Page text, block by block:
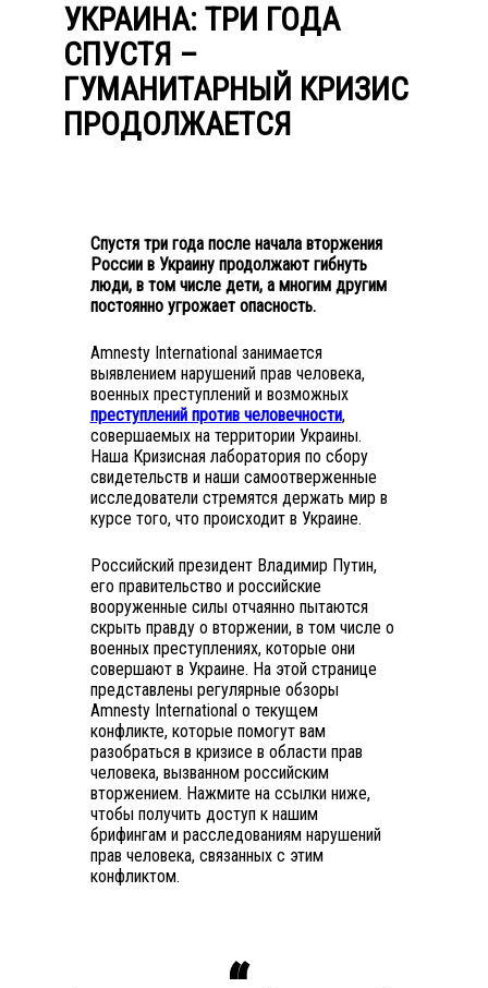
УКРАИНА: ТРИ ГОДА
СПУСТЯ –
ГУМАНИТАРНЫЙ КРИЗИС
ПРОДОЛЖАЕТСЯ
Спустя три года после начала вторжения
России в Украину продолжают гибнуть
люди, в том числе дети, а многим другим
постоянно угрожает опасность.
Amnesty International занимается
выявлением нарушений прав человека,
военных преступлений и возможных
преступлений против человечности,
совершаемых на территории Украины.
Наша Кризисная лаборатория по сбору
свидетельств и наши самоотверженные
исследователи стремятся держать мир в
курсе того, что происходит в Украине.
Российский президент Владимир Путин,
его правительство и российские
вооруженные силы отчаянно пытаются
скрыть правду о вторжении, в том числе о
военных преступлениях, которые они
совершают в Украине. На этой странице
представлены регулярные обзоры
Amnesty International о текущем
конфликте, которые помогут вам
разобраться в кризисе в области прав
человека, вызванном российским
вторжением. Нажмите на ссылки ниже,
чтобы получить доступ к нашим
брифингам и расследованиям нарушений
прав человека, связанных с этим
конфликтом.